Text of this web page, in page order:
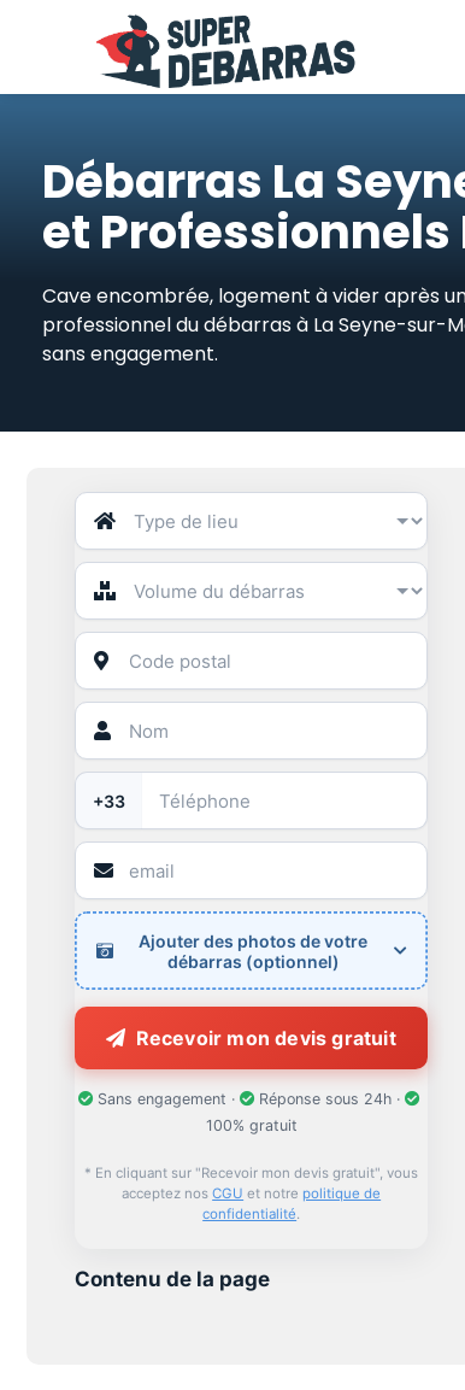
Débarras La
et Professionnels
Cave encombrée, logement à vider après
professionnel du débarras à La Seyne-sur-
sans engagement.
+33
Ajouter des photos de votre
débarras (optionnel)
Recevoir mon devis gratuit
Sans engagement ·
Réponse sous 24h ·
100% gratuit
* En cliquant sur "Recevoir mon devis gratuit", vous
acceptez nosCGU et notre politique de
confidentialité.
Contenu de la page